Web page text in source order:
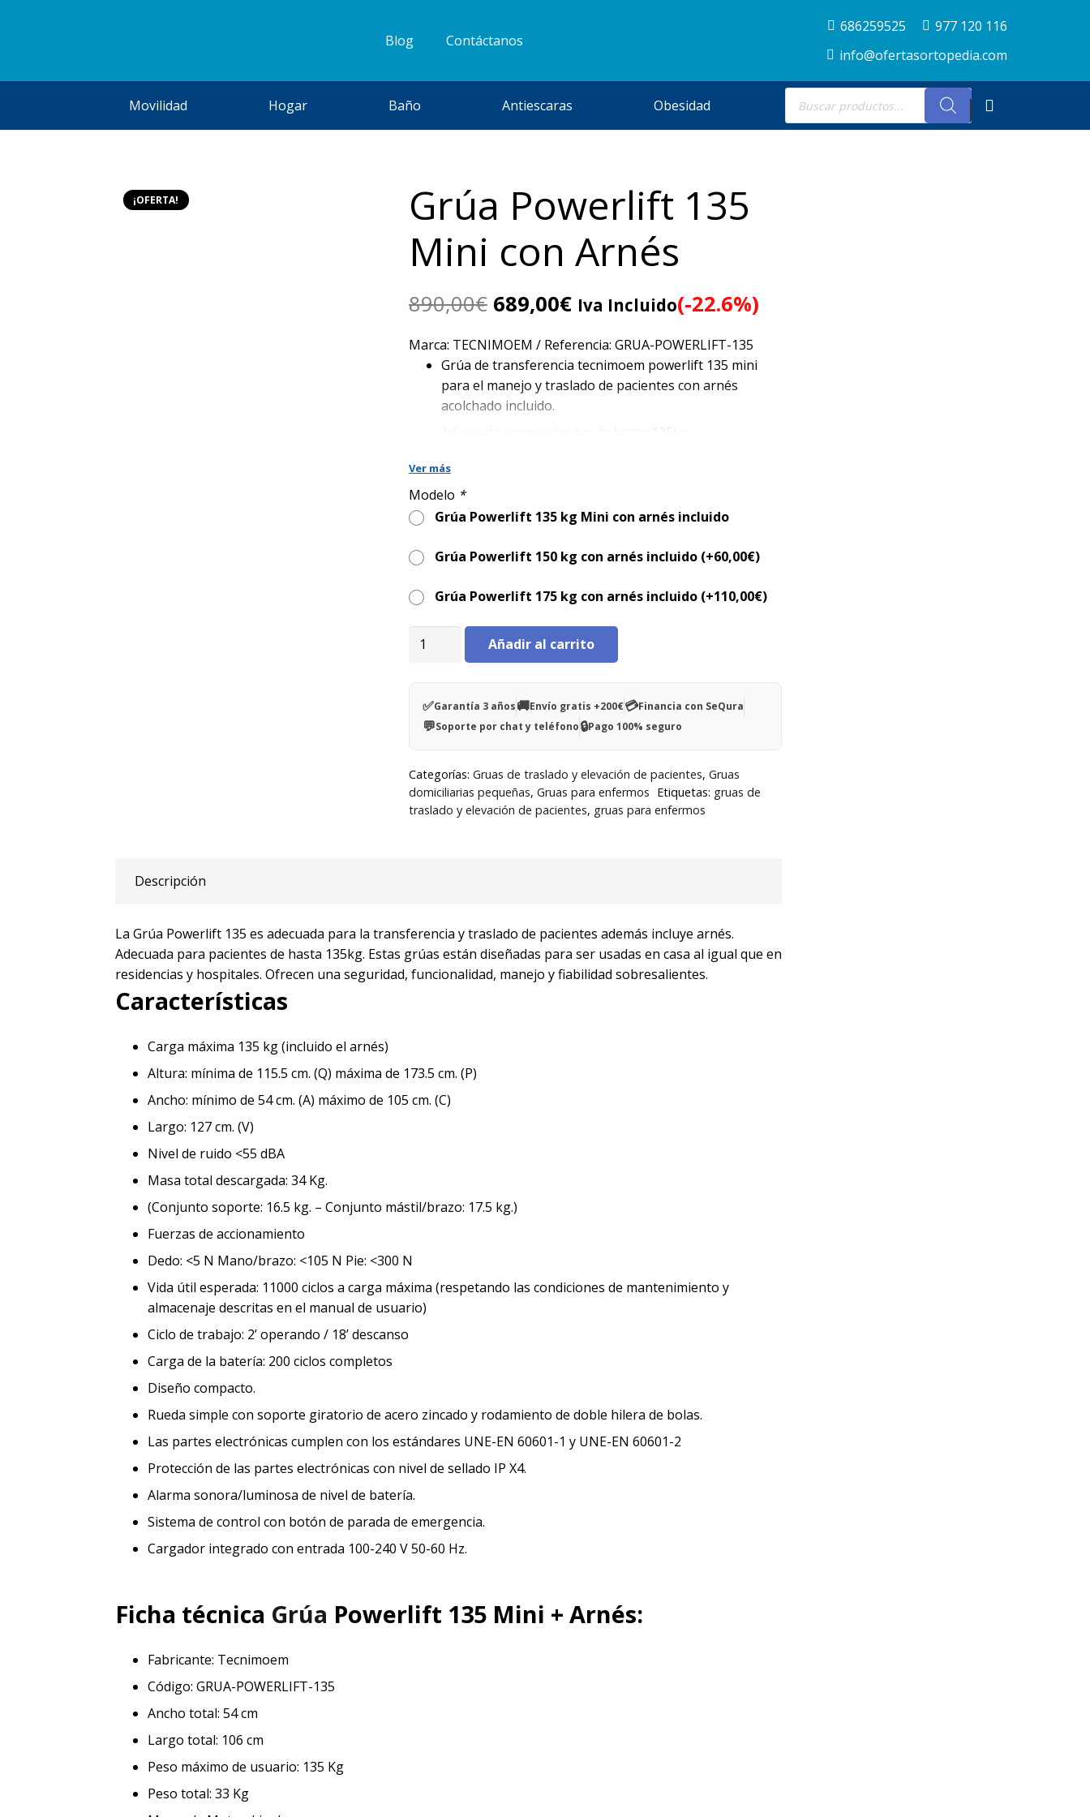
Blog Contáctanos
686259525
977 120 116
info@ofertasortopedia.com
Movilidad Hogar Baño Antiescaras Obesidad
Búsqueda
de
productos
¡OFERTA!
Grúa Powerlift 135
Mini con Arnés
890,00€ El
precio
original
era:
890,00€.
689,00€El
actual
es:
689,00€.
Iva Incluido(-22.6%)
Marca: TECNIMOEM / Referencia: GRUA-POWERLIFT-135
Grúa de transferencia tecnimoem powerlift 135 mini
para el manejo y traslado de pacientes con arnés
acolchado incluido.
Adecuada para pacientes de hasta 135kg.
igual que en residencias y hospitales.
fiabilidad sobresalientes.
Ver más
Modelo *
Grúa Powerlift 135 kg Mini con arnés incluido
Grúa Powerlift 150 kg con arnés incluido (+60,00€)
Grúa Powerlift 175 kg con arnés incluido (+110,00€)
Grúa
con
Arnés
Añadir al carrito
✅Garantía 3 años🚚Envío gratis +200€💳Financia con SeQura
💬Soporte por chat y teléfono🔒Pago 100% seguro
Categorías: Gruas de traslado y elevación de pacientes, Gruas
domiciliarias pequeñas, Gruas para enfermos Etiquetas: gruas de
traslado y elevación de pacientes, gruas para enfermos
Descripción
La Grúa Powerlift 135 es adecuada para la transferencia y traslado de pacientes además incluye arnés.
Adecuada para pacientes de hasta 135kg. Estas grúas están diseñadas para ser usadas en casa al igual que en
residencias y hospitales. Ofrecen una seguridad, funcionalidad, manejo y fiabilidad sobresalientes.
Características
Carga máxima 135 kg (incluido el arnés)
Altura: mínima de 115.5 cm. (Q) máxima de 173.5 cm. (P)
Ancho: mínimo de 54 cm. (A) máximo de 105 cm. (C)
Largo: 127 cm. (V)
Nivel de ruido <55 dBA
Masa total descargada: 34 Kg.
(Conjunto soporte: 16.5 kg. – Conjunto mástil/brazo: 17.5 kg.)
Fuerzas de accionamiento
Dedo: <5 N Mano/brazo: <105 N Pie: <300 N
Vida útil esperada: 11000 ciclos a carga máxima (respetando las condiciones de mantenimiento y
almacenaje descritas en el manual de usuario)
Ciclo de trabajo: 2’ operando / 18’ descanso
Carga de la batería: 200 ciclos completos
Diseño compacto.
Rueda simple con soporte giratorio de acero zincado y rodamiento de doble hilera de bolas.
Las partes electrónicas cumplen con los estándares UNE-EN 60601-1 y UNE-EN 60601-2
Protección de las partes electrónicas con nivel de sellado IP X4.
Alarma sonora/luminosa de nivel de batería.
Sistema de control con botón de parada de emergencia.
Cargador integrado con entrada 100-240 V 50-60 Hz.
Ficha técnica Grúa Powerlift 135 Mini + Arnés:
Fabricante: Tecnimoem
Código: GRUA-POWERLIFT-135
Ancho total: 54 cm
Largo total: 106 cm
Peso máximo de usuario: 135 Kg
Peso total: 33 Kg